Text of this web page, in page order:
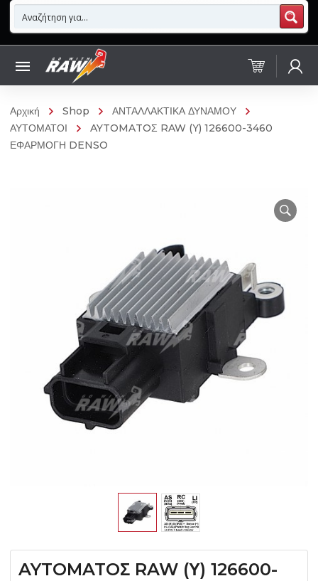
Αρχική Shop
ΑΝΤΑΛΛΑΚΤΙΚΑ ΔΥΝΑΜΟΥ
ΑΥΤΟΜΑΤΟΙ
AYTOMATOΣ RAW (Υ) 126600-3460
ΕΦΑΡΜΟΓΗ DENSO
AYTOMATOΣ RAW (Υ) 126600-